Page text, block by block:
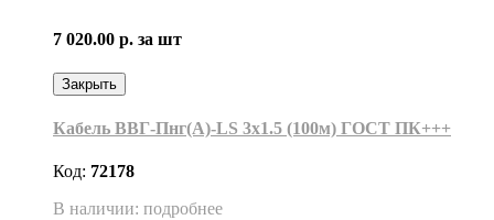
7 020.00 р. за шт
Закрыть
Кабель ВВГ-Пнг(А)-LS 3х1.5 (100м) ГОСТ ПК+++
Код: 72178
В наличии: подробнее